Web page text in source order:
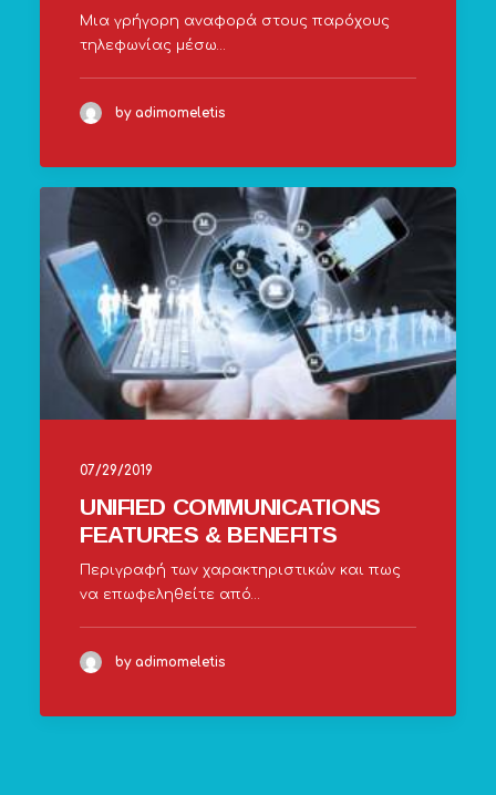
Μια γρήγορη αναφορά στους παρόχους
τηλεφωνίας μέσω…
by adimomeletis
07/29/2019
UNIFIED COMMUNICATIONS
FEATURES & BENEFITS
Περιγραφή των χαρακτηριστικών και πως
να επωφεληθείτε από…
by adimomeletis